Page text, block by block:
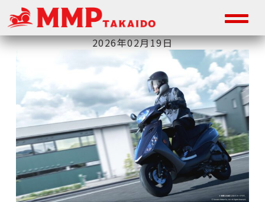
2026年02月19日